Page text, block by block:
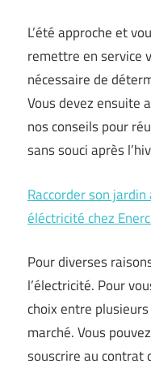
L’été approche et
remettre en service
nécessaire de
Vous devez ensuite
nos conseils pour
sans souci après
Raccorder son
éléctricité chez
Pour diverses
l’électricité. Pour
choix entre
marché. Vous
souscrire au contrat